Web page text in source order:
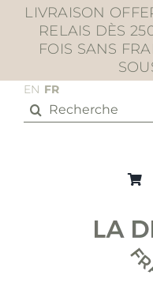
Passer
contenu
LIVRAISON
RELAIS DÈS
FOIS SANS
EN FR
Rechercher: